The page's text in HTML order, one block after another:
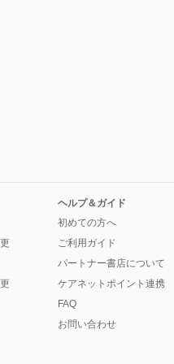
ヘルプ＆ガイド
初めての方へ
ご利用ガイド
パートナー書店について
ケアネットポイント連携
FAQ
お問い合わせ